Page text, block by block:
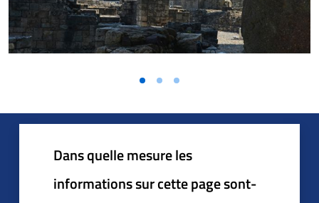
Dans quelle mesure les
informations sur cette page sont-